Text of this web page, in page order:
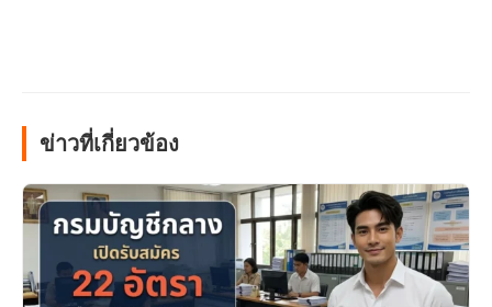
ข่าวที่เกี่ยวข้อง